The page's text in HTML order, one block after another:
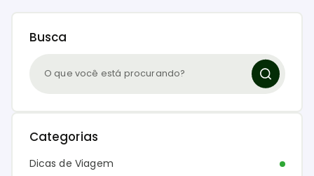
Busca
Categorias
Dicas de Viagem